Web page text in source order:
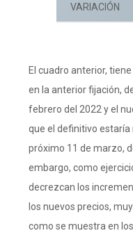
VARIACIÓN
El cuadro anterior,
en la anterior fijación,
febrero del 2022 y el
que el definitivo estaría
próximo 11 de marzo,
embargo, como
decrezcan los
los nuevos precios,
como se muestra en